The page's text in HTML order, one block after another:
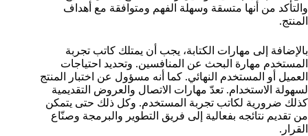
والتأكد من أنها متسقة وسهلة الفهم ومتوافقة مع أهداف
المنتج.
بالإضافة إلى مهارات الكتابة، يجب أن يمتلك كاتب تجربة
المستخدم مهارة البحث عن المنافسين. وتحديد احتياجات
العميل أو المستخدم النهائي. كما أنه مسؤول عن اختبار المنتج
لسهولة الاستخدام. تعدّ مهارات الاتصال والعروض التقديمية
كذلك ضرورية لكاتب تجربة المستخدم. وكل ذلك حتى يتمكن
من تقديم نتائجه بفعالية إلى فريق التطوير والبرمجة وصنّاع
القرار.